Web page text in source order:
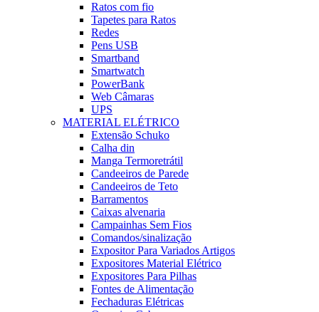
Ratos com fio
Tapetes para Ratos
Redes
Pens USB
Smartband
Smartwatch
PowerBank
Web Câmaras
UPS
MATERIAL ELÉTRICO
Extensão Schuko
Calha din
Manga Termoretrátil
Candeeiros de Parede
Candeeiros de Teto
Barramentos
Caixas alvenaria
Campainhas Sem Fios
Comandos/sinalização
Expositor Para Variados Artigos
Expositores Material Elétrico
Expositores Para Pilhas
Fontes de Alimentação
Fechaduras Elétricas